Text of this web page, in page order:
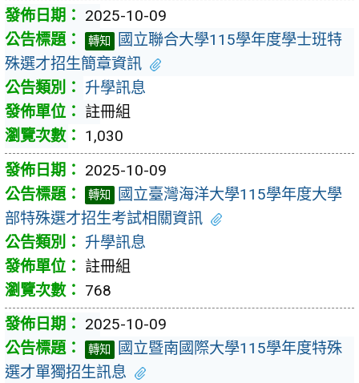
2025-10-09
轉知
國立聯合大學115學年度學士班特
殊選才招生簡章資訊
升學訊息
註冊組
1,030
2025-10-09
轉知
國立臺灣海洋大學115學年度大學
部特殊選才招生考試相關資訊
升學訊息
註冊組
768
2025-10-09
轉知
國立暨南國際大學115學年度特殊
選才單獨招生訊息